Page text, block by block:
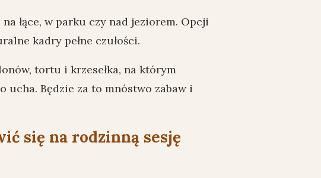
łące, w parku czy nad jeziorem. Opcji
kadry pełne czułości.
tortu i krzesełka, na którym
Będzie za to mnóstwo zabaw i
się na rodzinną sesję